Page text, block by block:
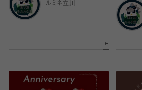
ルミネ立川